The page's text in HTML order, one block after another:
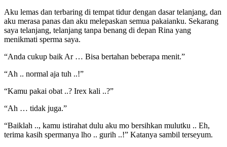
Aku lemas dan terbaring di tempat tidur dengan dasar telanjang, dan
aku merasa panas dan aku melepaskan semua pakaianku. Sekarang
saya telanjang, telanjang tanpa benang di depan Rina yang
menikmati sperma saya.
“Anda cukup baik Ar … Bisa bertahan beberapa menit.”
“Ah .. normal aja tuh ..!”
“Kamu pakai obat ..? Irex kali ..?”
“Ah … tidak juga.”
“Baiklah .., kamu istirahat dulu aku mo bersihkan mulutku .. Eh,
terima kasih spermanya lho .. gurih ..!” Katanya sambil terseyum.